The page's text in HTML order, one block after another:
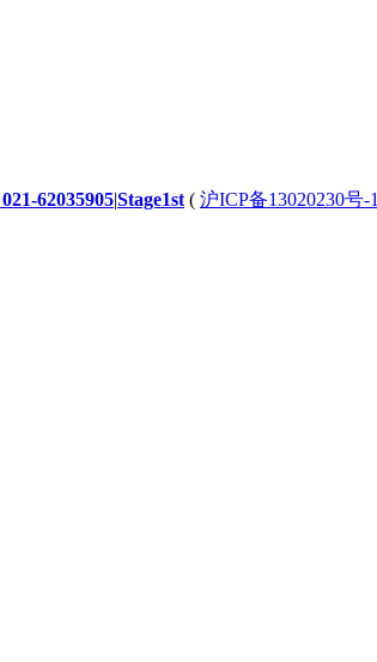
62035905|Stage1st ( 沪ICP备13020230号-1